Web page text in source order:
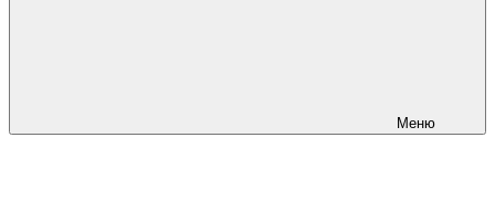
Меню